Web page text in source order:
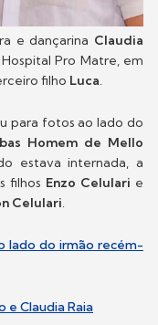
e dançarina Claudia
Pro Matre, em
filho Luca.
para fotos ao lado do
Homem de Mello
estava internada, a
filhos Enzo Celulari e
Celulari.
lado do irmão recém-
e Claudia Raia